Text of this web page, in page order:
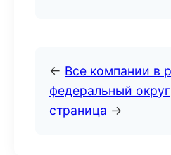
← Все компании в
федеральный округ
страница →